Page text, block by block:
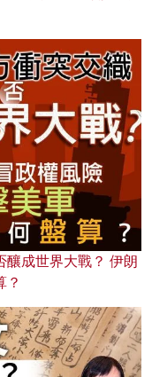
釀成世界大戰？ 伊朗
？